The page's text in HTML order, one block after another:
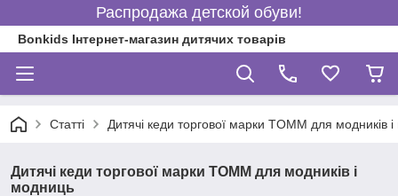
Распродажа детской обуви!
Bonkids Інтернет-магазин дитячих товарів
Статті Дитячі кеди торгової марки TOMM для модників
Дитячі кеди торгової марки TOMM для модників і
модниць